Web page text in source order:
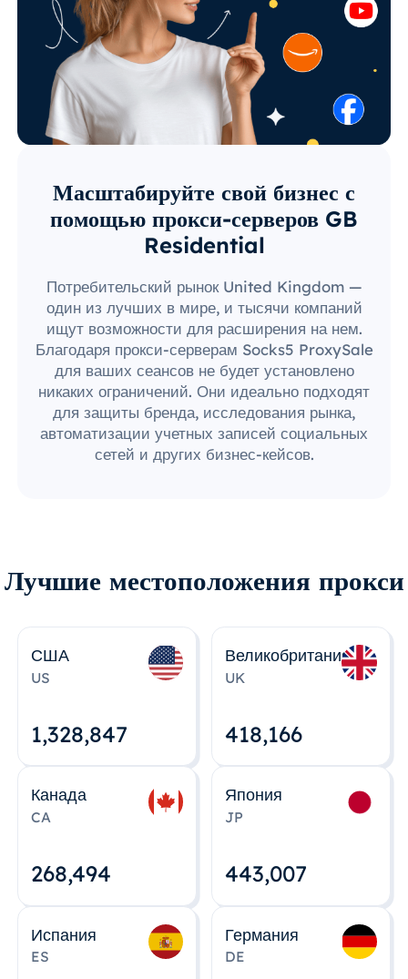
Масштабируйте свой бизнес с
помощью прокси-серверов GB
Residential
Потребительский рынок United Kingdom —
один из лучших в мире, и тысячи компаний
ищут возможности для расширения на нем.
Благодаря прокси-серверам Socks5 ProxySale
для ваших сеансов не будет установлено
никаких ограничений. Они идеально подходят
для защиты бренда, исследования рынка,
автоматизации учетных записей социальных
сетей и других бизнес-кейсов.
Лучшие местоположения прокси
США
US
1,328,848
Великобритания
UK
418,167
Канада
CA
268,495
Япония
JP
443,008
Испания
ES
Германия
DE